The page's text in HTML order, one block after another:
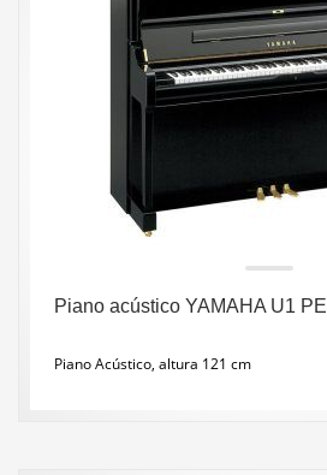
Piano acústico YAMAHA U1 PE
Piano Acústico, altura 121 cm